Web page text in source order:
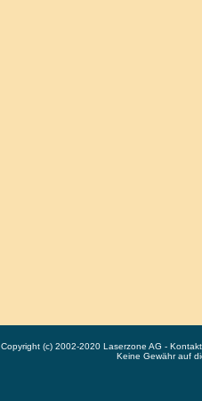
Copyright (c) 2002-2020 Laserzone AG -
Keine Gewähr auf